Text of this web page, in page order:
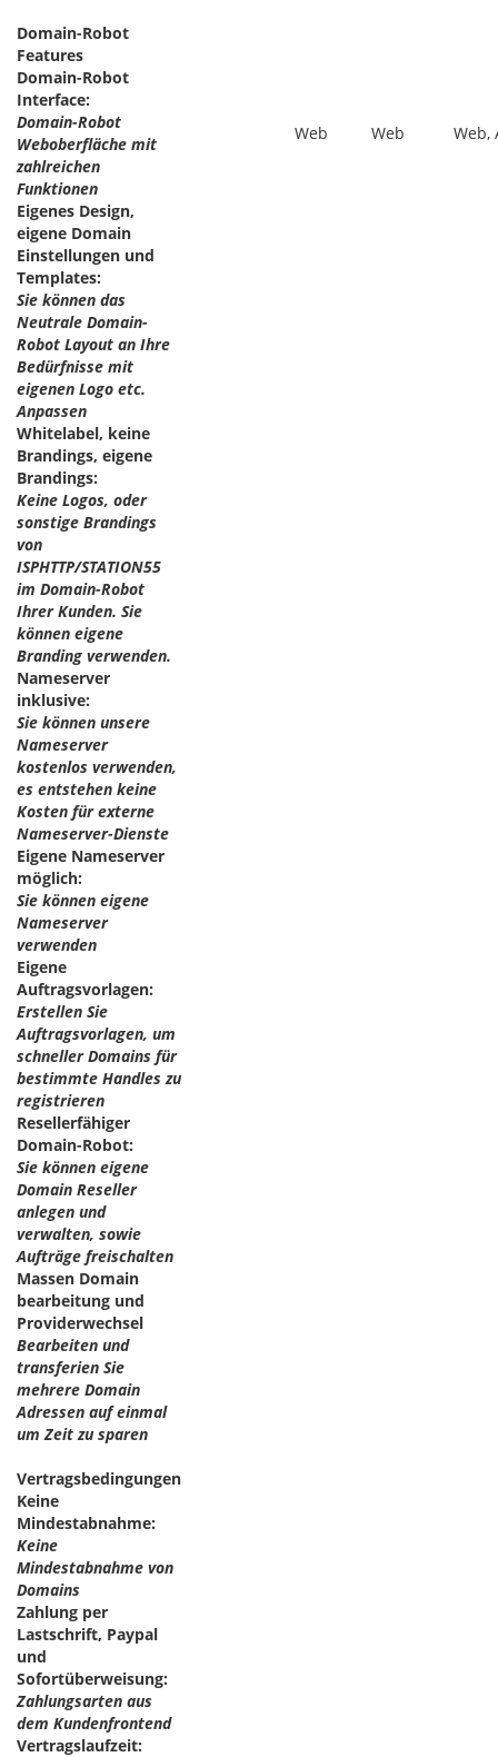
Domain-Robot
Features
Domain-Robot
Interface:
Domain-Robot
Weboberfläche mit
zahlreichen
Funktionen
Web Web Web,
Eigenes Design,
eigene Domain
Einstellungen und
Templates:
Sie können das
Neutrale Domain-
Robot Layout an Ihre
Bedürfnisse mit
eigenen Logo etc.
Anpassen
Whitelabel, keine
Brandings, eigene
Brandings:
Keine Logos, oder
sonstige Brandings
von
ISPHTTP/STATION55
im Domain-Robot
Ihrer Kunden. Sie
können eigene
Branding verwenden.
Nameserver
inklusive:
Sie können unsere
Nameserver
kostenlos verwenden,
es entstehen keine
Kosten für externe
Nameserver-Dienste
Eigene Nameserver
möglich:
Sie können eigene
Nameserver
verwenden
Eigene
Auftragsvorlagen:
Erstellen Sie
Auftragsvorlagen, um
schneller Domains für
bestimmte Handles zu
registrieren
Resellerfähiger
Domain-Robot:
Sie können eigene
Domain Reseller
anlegen und
verwalten, sowie
Aufträge freischalten
Massen Domain
bearbeitung und
Providerwechsel
Bearbeiten und
transferien Sie
mehrere Domain
Adressen auf einmal
um Zeit zu sparen
Vertragsbedingungen
Keine
Mindestabnahme:
Keine
Mindestabnahme von
Domains
Zahlung per
Lastschrift, Paypal
und
Sofortüberweisung:
Zahlungsarten aus
dem Kundenfrontend
Vertragslaufzeit: